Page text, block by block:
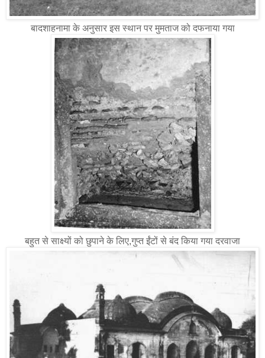
बादशाहनामा के अनुसार इस स्थान पर मुमताज को दफनाया गया
बहुत से साक्ष्यों को छुपाने के लिए,गुप्त ईंटों से बंद किया गया दरवाजा